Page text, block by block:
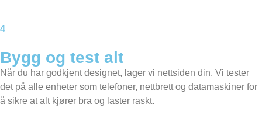
4
Bygg og test alt
Når du har godkjent designet, lager vi nettsiden din. Vi tester
det på alle enheter som telefoner, nettbrett og datamaskiner for
å sikre at alt kjører bra og laster raskt.